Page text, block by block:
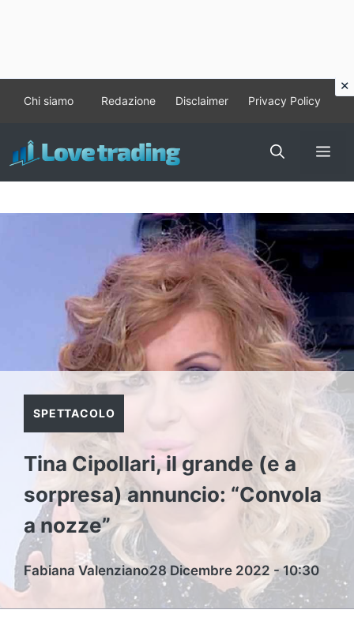
contenuto
Chi siamo Redazione Disclaimer Privacy Policy
SPETTACOLO
Tina Cipollari, il grande (e a
sorpresa) annuncio: “Convola
a nozze”
Fabiana Valenziano28 Dicembre 2022 - 10:30